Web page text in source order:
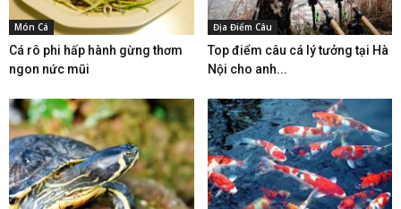
Món Cá
Cá rô phi hấp hành gừng thơm
ngon nức mũi
Địa Điểm Câu
Top điểm câu cá lý tưởng tại Hà
Nội cho anh...